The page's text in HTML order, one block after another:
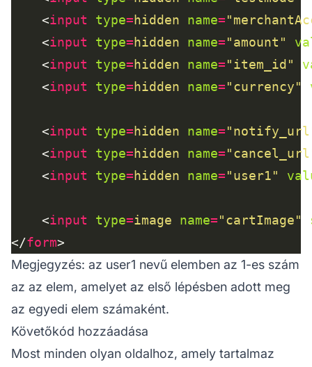
    <
input type=hidden name=
    <
input type=hidden name="amount"
    <
input type=hidden name="item_id"
    <
input type=hidden name="currency"
    <
input type=hidden name=
    <
input type=hidden name=
    <
input type=hidden name="user1"
    <
input type=image name="cartImage"
</form
Megjegyzés: az user1 nevű elemben az 1-es szám
az az elem, amelyet az első lépésben adott meg
az egyedi elem számaként.
Követőkód hozzáadása
Most minden olyan oldalhoz, amely tartalmaz